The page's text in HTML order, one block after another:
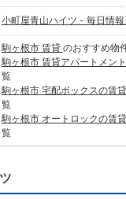
小町屋青山ハイツ - 毎日情報
駒ヶ根市 賃貸 のおすすめ物
駒ヶ根市 賃貸アパートメント
覧
駒ヶ根市 宅配ボックスの賃貸
覧
駒ヶ根市 オートロックの賃貸
覧